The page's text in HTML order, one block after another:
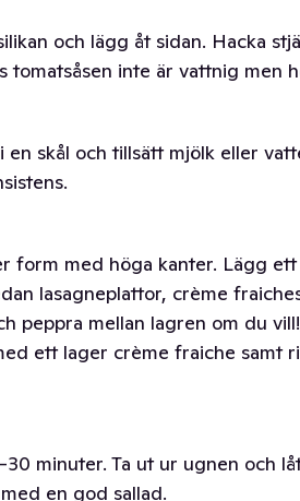
och lägg åt sidan. Hacka
tomatsåsen inte är vattnig men
skål och tillsätt mjölk eller
form med höga kanter. Lägg
lasagneplattor, crème
peppra mellan lagren om du
ett lager crème fraiche samt
minuter. Ta ut ur ugnen och
en god sallad.